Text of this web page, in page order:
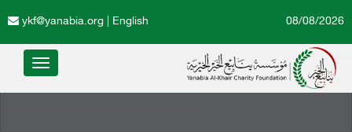
English
ykf@yanabia.org 08/08/2026
Toggle